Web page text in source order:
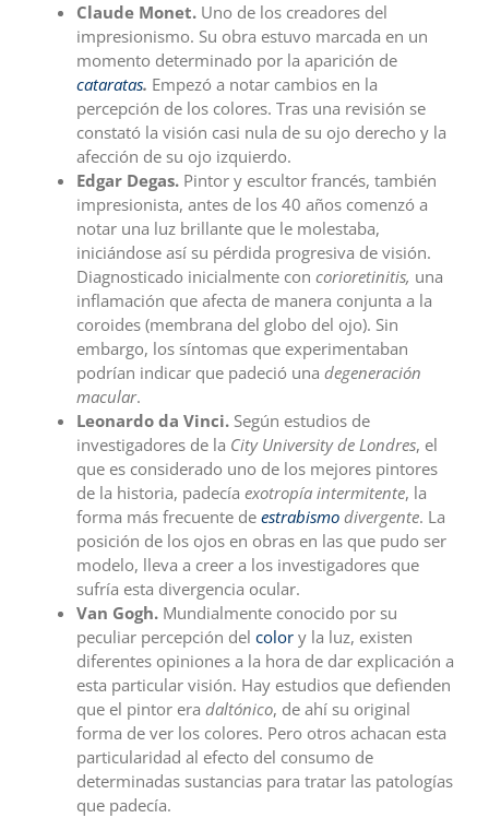
Claude Monet. Uno de los creadores del
impresionismo. Su obra estuvo marcada en un
momento determinado por la aparición de
cataratas. Empezó a notar cambios en la
percepción de los colores. Tras una revisión se
constató la visión casi nula de su ojo derecho y la
afección de su ojo izquierdo.
Edgar Degas. Pintor y escultor francés, también
impresionista, antes de los 40 años comenzó a
notar una luz brillante que le molestaba,
iniciándose así su pérdida progresiva de visión.
Diagnosticado inicialmente con corioretinitis, una
inflamación que afecta de manera conjunta a la
coroides (membrana del globo del ojo). Sin
embargo, los síntomas que experimentaban
podrían indicar que padeció una degeneración
macular.
Leonardo da Vinci. Según estudios de
investigadores de la City University de Londres, el
que es considerado uno de los mejores pintores
de la historia, padecía exotropía intermitente, la
forma más frecuente de estrabismo divergente. La
posición de los ojos en obras en las que pudo ser
modelo, lleva a creer a los investigadores que
sufría esta divergencia ocular.
Van Gogh. Mundialmente conocido por su
peculiar percepción del color y la luz, existen
diferentes opiniones a la hora de dar explicación a
esta particular visión. Hay estudios que defienden
que el pintor era daltónico, de ahí su original
forma de ver los colores. Pero otros achacan esta
particularidad al efecto del consumo de
determinadas sustancias para tratar las patologías
que padecía.